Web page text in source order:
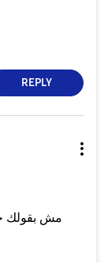
REPLY
مش بقولك